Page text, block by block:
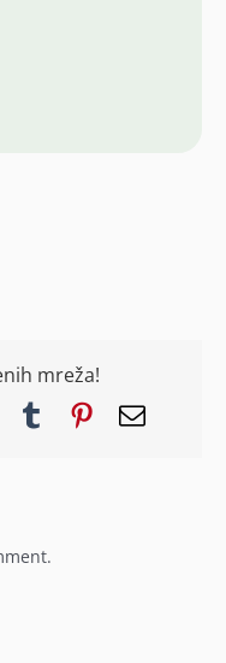
mreža!
TumblrPinterest
Email